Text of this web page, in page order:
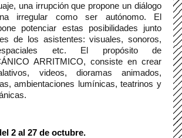
una irrupción que propone un diálogo
irregular como ser autónomo. El
potenciar estas posibilidades junto
de los asistentes: visuales, sonoros,
etc. El propósito de
ARRITMICO, consiste en crear
videos, dioramas animados,
ambientaciones lumínicas, teatrinos y
2 al 27 de octubre.